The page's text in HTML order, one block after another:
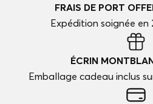
FRAIS DE PORT
Expédition soignée en
ÉCRIN
Emballage cadeau inclus